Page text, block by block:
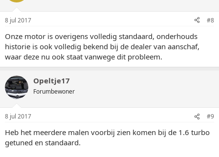
8 jul 2017 #8
Onze motor is overigens volledig standaard, onderhouds
historie is ook volledig bekend bij de dealer van aanschaf,
waar deze nu ook staat vanwege dit probleem.
Opeltje17
Forumbewoner
8 jul 2017 #9
Heb het meerdere malen voorbij zien komen bij de 1.6 turbo
getuned en standaard.